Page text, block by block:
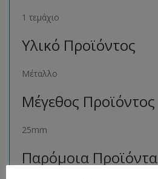
1 τεμάχιο
Υλικό Προϊόντος
Μέταλλο
Μέγεθος Προϊόντος
25mm
Παρόμοια Προϊόντα